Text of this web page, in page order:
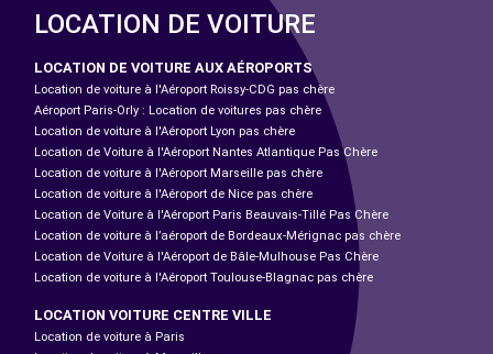
LOCATION DE VOITURE
LOCATION DE VOITURE AUX AÉROPORTS
Location de voiture à l'Aéroport Roissy-CDG pas chère
Aéroport Paris-Orly : Location de voitures pas chère
Location de voiture à l'Aéroport Lyon pas chère
Location de Voiture à l'Aéroport Nantes Atlantique Pas Chère
Location de voiture à l'Aéroport Marseille pas chère
Location de voiture à l'Aéroport de Nice pas chère
Location de Voiture à l'Aéroport Paris Beauvais-Tillé Pas Chère
Location de voiture à l’aéroport de Bordeaux-Mérignac pas chère
Location de Voiture à l'Aéroport de Bâle-Mulhouse Pas Chère
Location de voiture à l'Aéroport Toulouse-Blagnac pas chère
LOCATION VOITURE CENTRE VILLE
Location de voiture à Paris